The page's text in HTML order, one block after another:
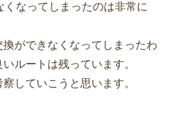
なってしまったのは非常に
ができなくなってしまったわ
ルートは残っています。
していこうと思います。